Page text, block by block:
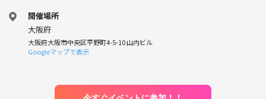
開催場所
大阪府
大阪府大阪市中央区平野町4-5-10 山内ビル
Googleマップで表示